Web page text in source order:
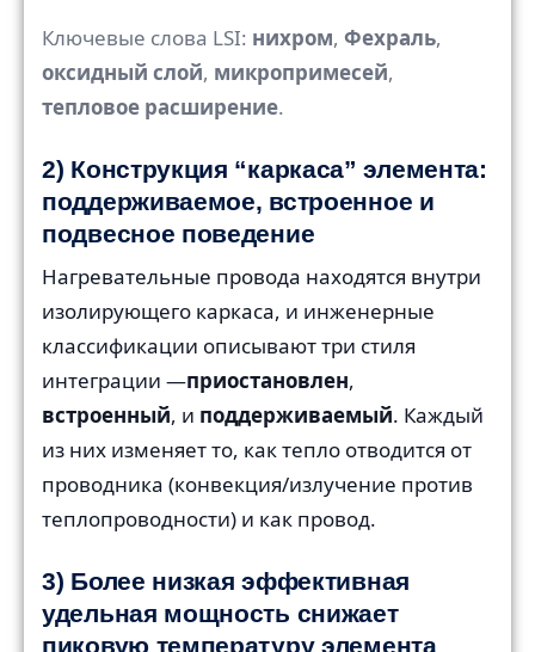
Ключевые слова LSI: нихром, Фехраль,
оксидный слой, микропримесей,
тепловое расширение.
2) Конструкция “каркаса” элемента:
поддерживаемое, встроенное и
подвесное поведение
Нагревательные провода находятся внутри
изолирующего каркаса, и инженерные
классификации описывают три стиля
интеграции —приостановлен,
встроенный, и поддерживаемый. Каждый
из них изменяет то, как тепло отводится от
проводника (конвекция/излучение против
теплопроводности) и как провод.
3) Более низкая эффективная
удельная мощность снижает
пиковую температуру элемента